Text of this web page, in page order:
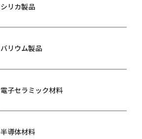
シリカ製品
バリウム製品
電子セラミック材料
半導体材料